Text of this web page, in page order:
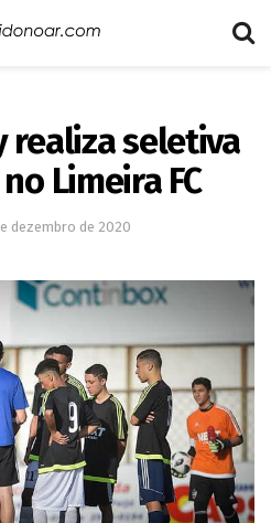
realiza seletiva
Limeira FC
dezembro de 2020